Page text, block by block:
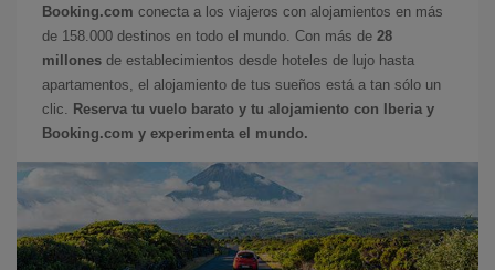
Booking.com conecta a los viajeros con alojamientos en más
de 158.000 destinos en todo el mundo. Con más de 28
millones de establecimientos desde hoteles de lujo hasta
apartamentos, el alojamiento de tus sueños está a tan sólo un
clic.
Reserva tu vuelo barato y tu alojamiento con Iberia y
Booking.com y experimenta el mundo.